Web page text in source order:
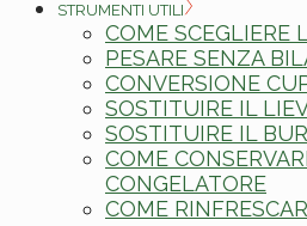
STRUMENTI UTILI
COME SCEGLIERE
PESARE SENZA
CONVERSIONE
SOSTITUIRE IL
SOSTITUIRE IL
COME
CONGELATORE
COME